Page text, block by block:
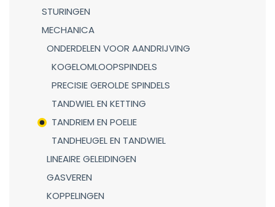
STURINGEN
MECHANICA
ONDERDELEN VOOR AANDRIJVING
KOGELOMLOOPSPINDELS
PRECISIE GEROLDE SPINDELS
TANDWIEL EN KETTING
TANDRIEM EN POELIE
TANDHEUGEL EN TANDWIEL
LINEAIRE GELEIDINGEN
GASVEREN
KOPPELINGEN